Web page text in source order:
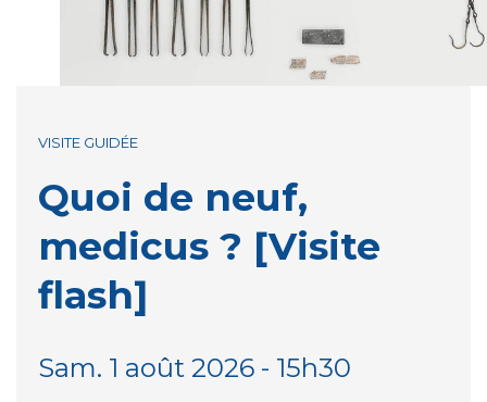
Quoi de neuf,
medicus ? [Visite
flash]
VISITE GUIDÉE
Sam. 1 août 2026 - 15h30